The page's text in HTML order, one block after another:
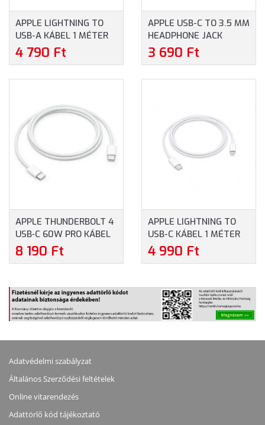
APPLE LIGHTNING TO
USB-A KÁBEL 1 MÉTER
(MXLY2ZM/A) - FEHÉR
SZÍN
4 790 Ft
APPLE USB-C TO 3.5 MM
HEADPHONE JACK
ADAPTER
(MW2Q3ZM/A)
3 690 Ft
APPLE THUNDERBOLT 4
USB‑C 60W PRO KÁBEL
1M (MW493ZM/A)
8 190 Ft
APPLE LIGHTNING TO
USB-C KÁBEL 1 MÉTER
(MM0A3ZM/A) - FEHÉR
SZÍN
4 990 Ft
Adatvédelmi szabályzat
Általános Szerződési feltételek
Online vitarendezés
Adattörlő kód tájékoztató